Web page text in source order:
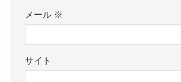
メール ※
サイト